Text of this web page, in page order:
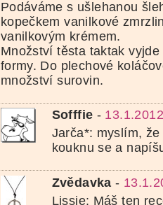
Podáváme s ušlehanou
kopečkem vanilkové
vanilkovým krémem.
Množství těsta taktak
formy. Do plechové
množství surovin.
Sofffie -
Jarča*: myslím,
kouknu se a
Zvědavka -
Lissie: Máš ten